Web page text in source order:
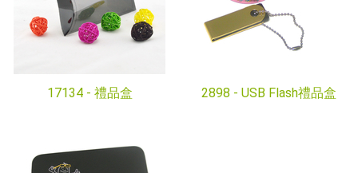
17134 - 禮品盒 2898 - USB Flash禮品盒